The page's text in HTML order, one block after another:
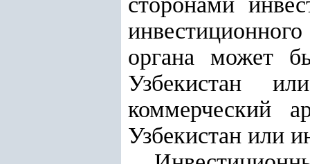
органа может
Узбекистан
коммерческий
Узбекистан или